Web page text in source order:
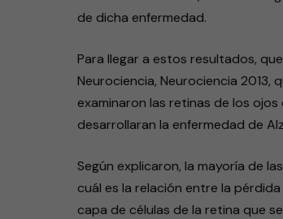
de dicha enfermedad.
Para llegar a estos resultados,
Neurociencia, Neurociencia 2013,
examinaron las retinas de los
desarrollaran la enfermedad de
Según explicaron, la mayoría de
cuál es la relación entre la
capa de células de la retina que